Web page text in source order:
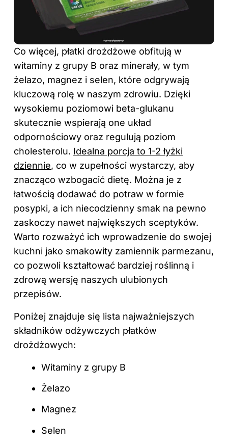
Co więcej, płatki drożdżowe obfitują w
witaminy z grupy B oraz minerały, w tym
żelazo, magnez i selen, które odgrywają
kluczową rolę w naszym zdrowiu. Dzięki
wysokiemu poziomowi beta-glukanu
skutecznie wspierają one układ
odpornościowy oraz regulują poziom
cholesterolu. Idealna porcja to 1-2 łyżki
dziennie, co w zupełności wystarczy, aby
znacząco wzbogacić dietę. Można je z
łatwością dodawać do potraw w formie
posypki, a ich niecodzienny smak na pewno
zaskoczy nawet największych sceptyków.
Warto rozważyć ich wprowadzenie do swojej
kuchni jako smakowity zamiennik parmezanu,
co pozwoli kształtować bardziej roślinną i
zdrową wersję naszych ulubionych
przepisów.
Poniżej znajduje się lista najważniejszych
składników odżywczych płatków
drożdżowych:
Witaminy z grupy B
Żelazo
Magnez
Selen